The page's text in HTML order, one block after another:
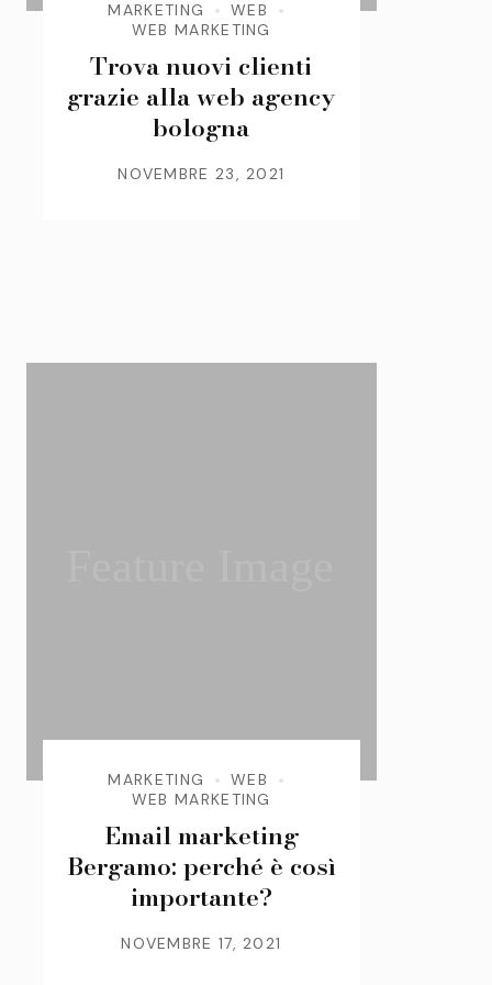
MARKETING
WEB
WEB MARKETING
Trova nuovi clienti
grazie alla web agency
bologna
NOVEMBRE 23, 2021
MARKETING
WEB
WEB MARKETING
Email marketing
Bergamo: perché è così
importante?
NOVEMBRE 17, 2021